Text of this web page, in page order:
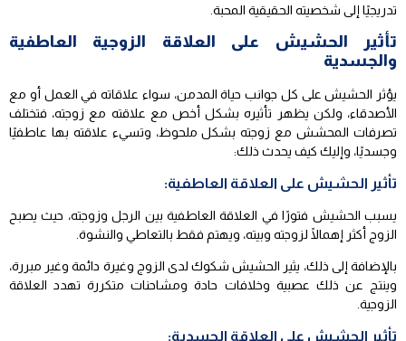
تدريجيًا إلى شخصيته الحقيقية المحبة.
تأثير الحشيش على العلاقة الزوجية العاطفية
والجسدية
يؤثر الحشيش على كل جوانب حياة المدمن، سواء علاقاته في العمل أو مع
الأصدقاء، ولكن يظهر تأثيره بشكل أخص مع علاقته مع زوجته، فتختلف
تصرفات المحشش مع زوجته بشكل ملحوظ، وتسيء علاقته بها عاطفيًا
وجسديًا، وإليك كيف يحدث ذلك:
تأثير الحشيش على العلاقة العاطفية:
يسبب الحشيش فتورًا في العلاقة العاطفية بين الرجل وزوجته، حيث يصبح
الزوج أكثر إهمالًا لزوجته وبيته، ويهتم فقط بالتعاطي والنشوة.
بالإضافة إلى ذلك، يثير الحشيش شكوك لدى الزوج وغيرة دائمة وغير مبررة،
وينتج عن ذلك عصبية وخلافات حادة ومشاحنات متكررة تهدد العلاقة
الزوجية.
تأثير الحشيش على العلاقة الجسدية: